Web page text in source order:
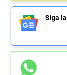
Siga